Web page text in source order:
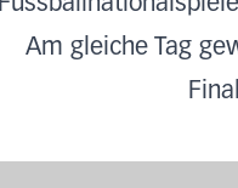
Am gleiche Tag